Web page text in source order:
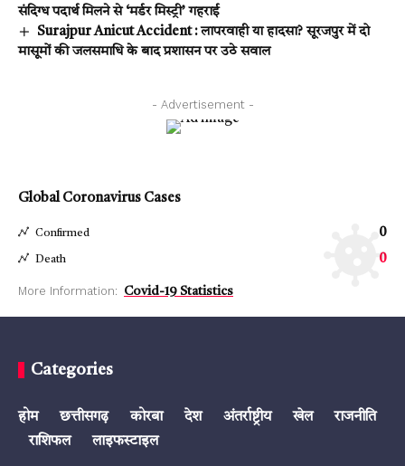
संदिग्ध पदार्थ मिलने से ‘मर्डर मिस्ट्री’ गहराई
Surajpur Anicut Accident : लापरवाही या हादसा? सूरजपुर में दो
मासूमों की जलसमाधि के बाद प्रशासन पर उठे सवाल
- Advertisement -
Global Coronavirus Cases
Confirmed 0
Death 0
More Information: Covid-19 Statistics
Categories
होम छत्तीसगढ़ कोरबा देश अंतर्राष्ट्रीय खेल
राजनीति
राशिफल
लाइफस्टाइल